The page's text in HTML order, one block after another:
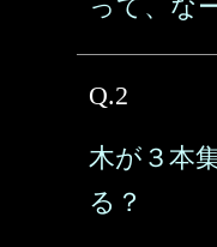
って、な
Q.2
木が３本
る？